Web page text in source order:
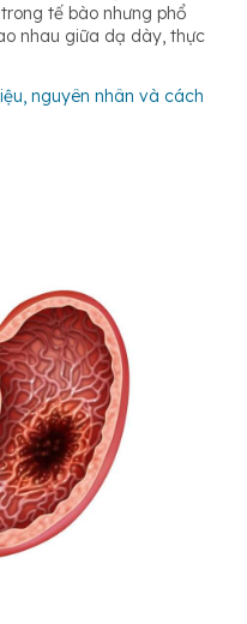
tế bào nhưng phổ
nhau giữa dạ dày, thực
nguyên nhân và cách